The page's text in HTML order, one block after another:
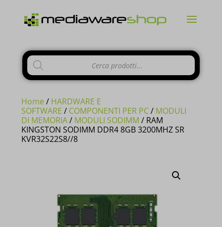
Products
search
Home / HARDWARE E
SOFTWARE / COMPONENTI PER PC/ MODULI
DI MEMORIA/ MODULI SODIMM / RAM
KINGSTON SODIMM DDR4 8GB 3200MHZ SR
KVR32S22S8//8
Si comunica ai gentili clienti che il
pervenuti
in questi giorni verrannoevasi a
partire dal 24 Agosto.
CHIUDI